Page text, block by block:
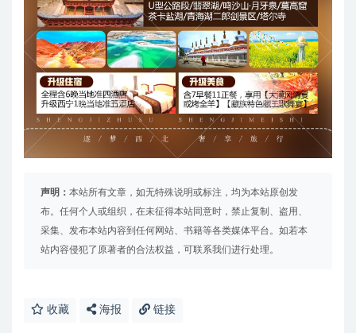
声明： 本站所有文章，如无特殊说明或标注，均为本站原创发
布。任何个人或组织，在未征得本站同意时，禁止复制、盗用、
采集、发布本站内容到任何网站、书籍等各类媒体平台。如若本
站内容侵犯了原著者的合法权益，可联系我们进行处理。
收藏 海报 链接